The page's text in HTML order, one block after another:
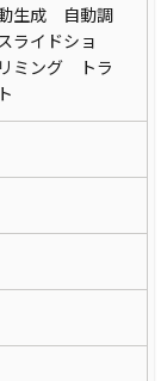
生成 自動調
イドショ
ミング トラ